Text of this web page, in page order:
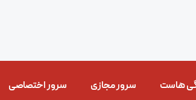
هاست سرور مجازی سرور اختصاصی